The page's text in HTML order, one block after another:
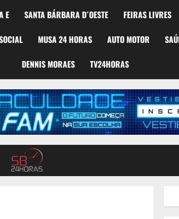
E SANTA BÁRBARA D´OESTE FEIRAS LIVRES
MUSA 24 HORAS AUTO MOTOR
DENNIS MORAES TV24HORAS